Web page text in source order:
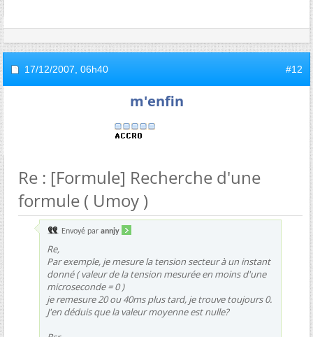
17/12/2007, 06h40 #12
m'enfin
Re : [Formule] Recherche d'une
formule ( Umoy )
Envoyé par annjy
Re,
Par exemple, je mesure la tension secteur à un instant
donné ( valeur de la tension mesurée en moins d'une
microseconde = 0 )
je remesure 20 ou 40ms plus tard, je trouve toujours 0.
J'en déduis que la valeur moyenne est nulle?